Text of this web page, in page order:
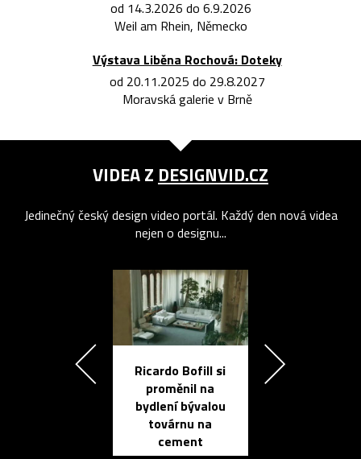
od 14.3.2026 do 6.9.2026
Weil am Rhein, Německo
Výstava Liběna Rochová: Doteky
od 20.11.2025 do 29.8.2027
Moravská galerie v Brně
VIDEA Z DESIGNVID.CZ
Jedinečný český design video portál. Každý den nová videa
nejen o designu...
Ricardo Bofill si
proměnil na
bydlení bývalou
továrnu na
cement